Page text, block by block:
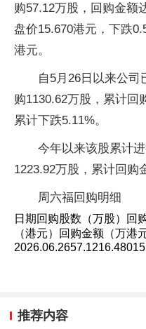
购57.12万股，回购金额
盘价15.670港元，下跌
港元。
自5月26日以来公司
购1130.62万股，累计回
累计下跌5.11%。
今年以来该股累计
1223.92万股，累计回购
周六福回购明细
日期回购股数（万股）回
（港元）回购金额（万港元
推荐内容